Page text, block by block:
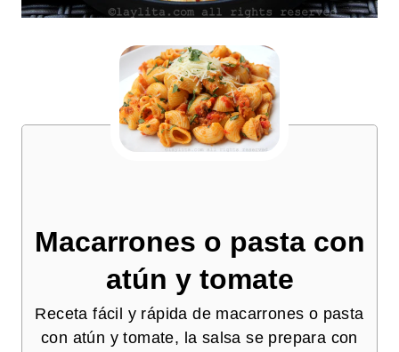
Macarrones o pasta con
atún y tomate
Receta fácil y rápida de macarrones o pasta
con atún y tomate, la salsa se prepara con